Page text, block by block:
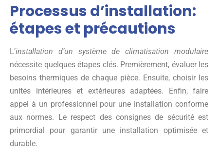
Processus d’installation:
étapes et précautions
L’installation d’un système de climatisation modulaire
nécessite quelques étapes clés. Premièrement, évaluer les
besoins thermiques de chaque pièce. Ensuite, choisir les
unités intérieures et extérieures adaptées. Enfin, faire
appel à un professionnel pour une installation conforme
aux normes. Le respect des consignes de sécurité est
primordial pour garantir une installation optimisée et
durable.